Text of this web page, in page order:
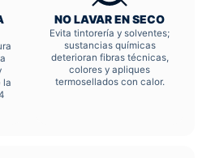
la
NO LAVAR EN SECO
Evita tintorería y solventes;
sustancias químicas
deterioran fibras técnicas,
colores y apliques
termosellados con calor.